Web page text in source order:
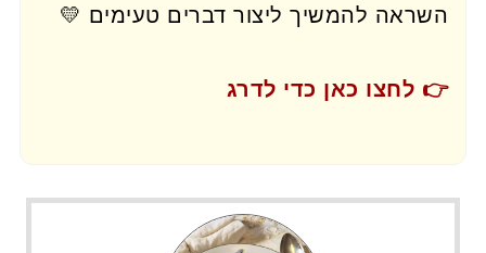
השראה להמשיך ליצור דברים טעימים 💛
👉 לחצו כאן כדי לדרג